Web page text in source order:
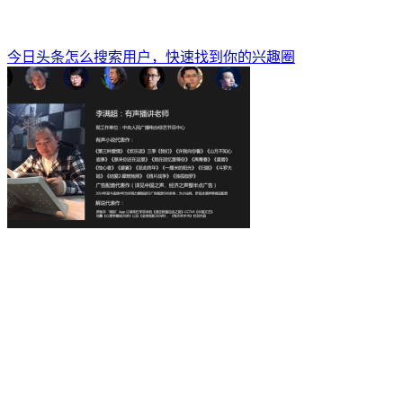
今日头条怎么搜索用户，快速找到你的兴趣圈